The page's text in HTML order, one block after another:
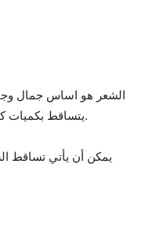
الشعر هو اساس جمال
يتساقط بكميات كبيرة فمن الطبيعي أن يسبب قلقا كبيرا.
يمكن أن يأتي تساقط